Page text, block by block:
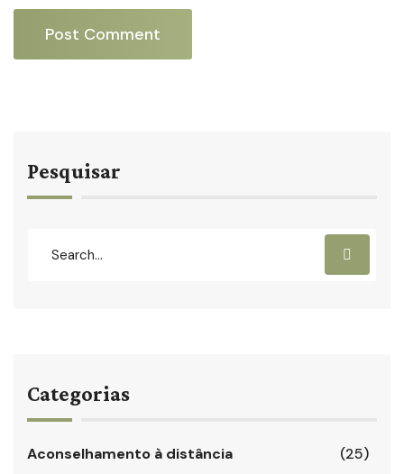
Pesquisar
Categorias
Aconselhamento à distância (25)